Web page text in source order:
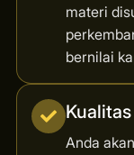
materi
bernilai
Anda